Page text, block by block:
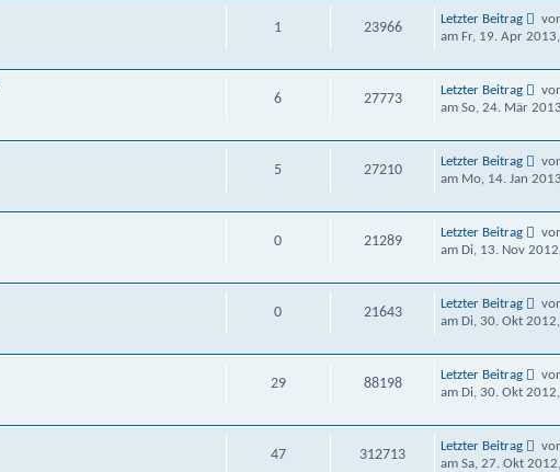
1 23966
Letzter Beitrag
am Fr, 19. Apr
6 27773
Letzter Beitrag
am So, 24. Mär
5 27210
Letzter Beitrag
am Mo, 14. Jan
0 21289
Letzter Beitrag
am Di, 13. Nov
0 21643
Letzter Beitrag
am Di, 30. Okt
29 88198
Letzter Beitrag
am Di, 30. Okt
47 312713
Letzter Beitrag
am Sa, 27. Okt